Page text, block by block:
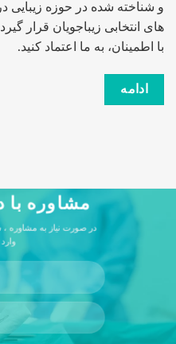
و شناخته شده در حوزه زیبایی
های انتخابی زیباجویان قرار
با اطمینان، به ما اعتماد کنید.
ادامه
مشاوره
در صورت نیاز به مشاوره ،
وارد